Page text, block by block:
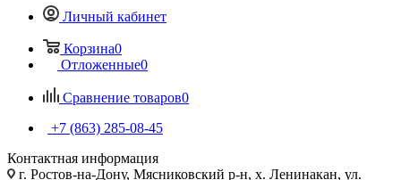
Личный кабинет
Корзина0
Отложенные0
Сравнение товаров0
+7 (863) 285-08-45
Контактная информация
г. Ростов-на-Дону, Мясниковский р-н, х. Ленинакан, ул.